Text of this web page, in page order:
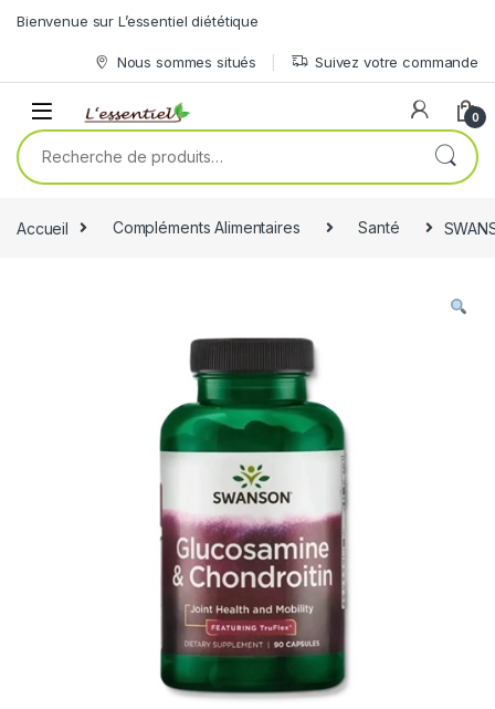
Skip to navigation
Bienvenue sur L’essentiel diététique
Nous sommes situés Suivez votre commande
0
Recherche pour :
Accueil Compléments Alimentaires Santé